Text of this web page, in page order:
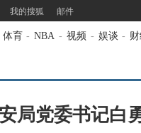
我的搜狐 邮件
体育 - NBA - 视频 - 娱谈 -
局党委书记白